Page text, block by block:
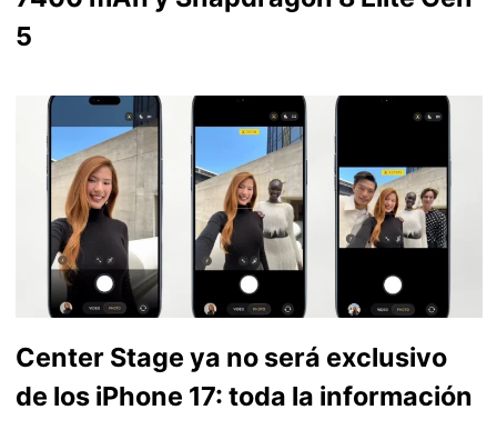
5
Center Stage ya no será exclusivo
de los iPhone 17: toda la información